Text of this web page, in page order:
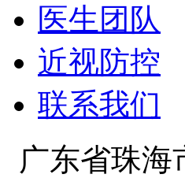
医生团队
近视防控
联系我们
广东省珠海